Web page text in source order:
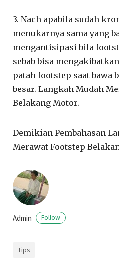
3. Nach apabila sudah
menukarnya sama yang
mengantisipasi bila
sebab bisa
patah footstep saat bawa
besar. Langkah Mudah
Belakang Motor.
Demikian Pembahasan
Merawat Footstep
Admin Follow
Tips